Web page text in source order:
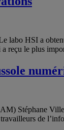
HSI a
a reçu le plus
Stéphane
de